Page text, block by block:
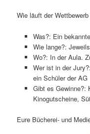
Wie läuft der
Was?: Ein
Wie lange?:
Wo?: In der Aula.
Wer ist in der
ein Schüler der AG
Gibt es Gewinne?:
Kinogutscheine,
Eure Bücherei- und